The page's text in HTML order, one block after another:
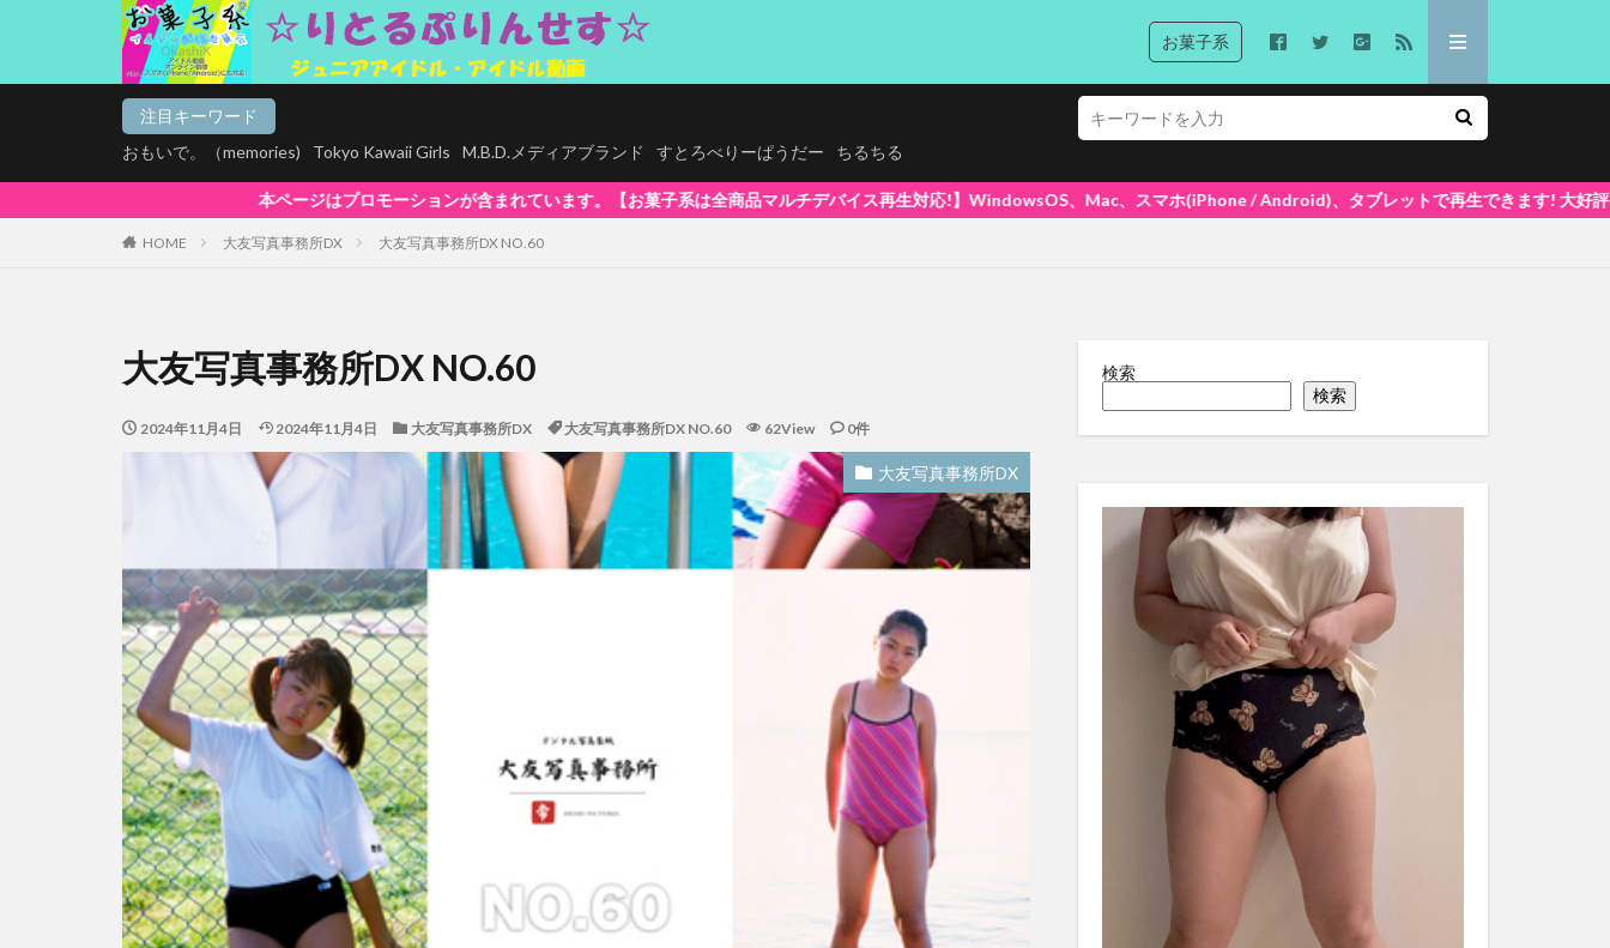
お菓子系
注目キーワード
おもいで。（memories)
Tokyo Kawaii Girls M.B.D.メディアブランド すとろべりーぱうだー ちるちる
本ページはプロモーションが含まれています。【お菓子系は全商品マルチデバイス再生対応!】WindowsOS、Mac、スマホ(iPhone / Android)、タブレットで再生できます! 大好評ポイントシステム5%還元中(1ポ
HOME 大友写真事務所DX 大友写真事務所DX NO.60
大友写真事務所DX NO.60
2024年11月4日 2024年11月4日 大友写真事務所DX 大友写真事務所DX NO.60 62View 0件
大友写真事務所DX
検索
検索